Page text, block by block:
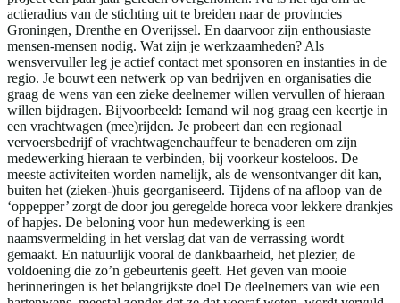
actieradius van de stichting uit te breiden naar de provincies
Groningen, Drenthe en Overijssel. En daarvoor zijn enthousiaste
mensen-mensen nodig. Wat zijn je werkzaamheden? Als
wensvervuller leg je actief contact met sponsoren en instanties in de
regio. Je bouwt een netwerk op van bedrijven en organisaties die
graag de wens van een zieke deelnemer willen vervullen of hieraan
willen bijdragen. Bijvoorbeeld: Iemand wil nog graag een keertje in
een vrachtwagen (mee)rijden. Je probeert dan een regionaal
vervoersbedrijf of vrachtwagenchauffeur te benaderen om zijn
medewerking hieraan te verbinden, bij voorkeur kosteloos. De
meeste activiteiten worden namelijk, als de wensontvanger dit kan,
buiten het (zieken-)huis georganiseerd. Tijdens of na afloop van de
‘oppepper’ zorgt de door jou geregelde horeca voor lekkere drankjes
of hapjes. De beloning voor hun medewerking is een
naamsvermelding in het verslag dat van de verrassing wordt
gemaakt. En natuurlijk vooral de dankbaarheid, het plezier, de
voldoening die zo’n gebeurtenis geeft. Het geven van mooie
herinneringen is het belangrijkste doel De deelnemers van wie een